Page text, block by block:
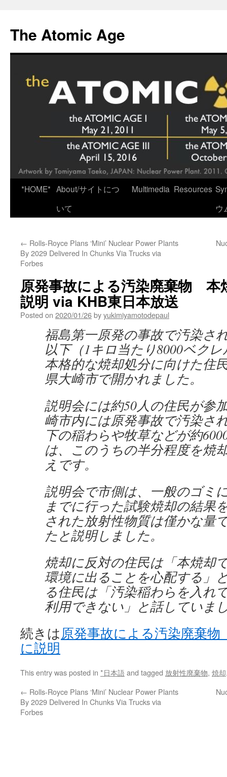
content
The Atomic Age
*HOME* About/サイトにつ
いて
Multimedia Resources
ウ
← Rolls-Royce Plans ‘Mini’ Nuclear Power Plants
By 2029 Delivered In Chunks Via Trucks via
Forbes
原発事故による汚染廃棄物 本
説明 via KHB東日本放送
Posted on 2020/01/26byyukimiyamotodepaul
福島第一原発の事故で汚染さ
以下（1キロ当たり8000ベク
本格的な焼却処分に向けた住
県大崎市で開かれました。
説明会には約50人の住民が参
崎市内には原発事故で汚染さ
下の稲わらや牧草などが約
は、このうちの半分程度を焼
えです。
説明会で市側は、一般のゴミ
までに行った試験焼却の結果
された放射性物質は僅かな量
たと説明しました。
焼却に反対の住民は「本焼却
環境に出ることを心配する」
る住民は「汚染稲わらを入れ
利用できない」と話していま
続きは原発事故による汚染廃棄
に説明
This entry was posted in *日本語and tagged 放射性廃棄物, 焼却
← Rolls-Royce Plans ‘Mini’ Nuclear Power Plants
By 2029 Delivered In Chunks Via Trucks via
Forbes